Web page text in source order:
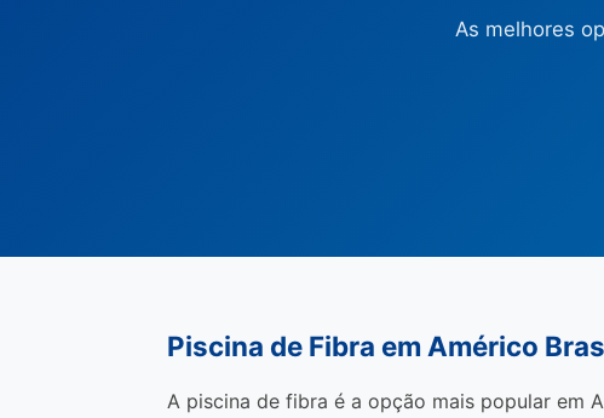
As melhores
Piscina de Fibra em Américo
A piscina de fibra é a opção mais popular em